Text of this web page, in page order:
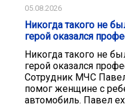
05.08.2026
Никогда такого не
герой оказался
Никогда такого не
герой оказался
Сотрудник МЧС
помог женщине с
автомобиль. Павел